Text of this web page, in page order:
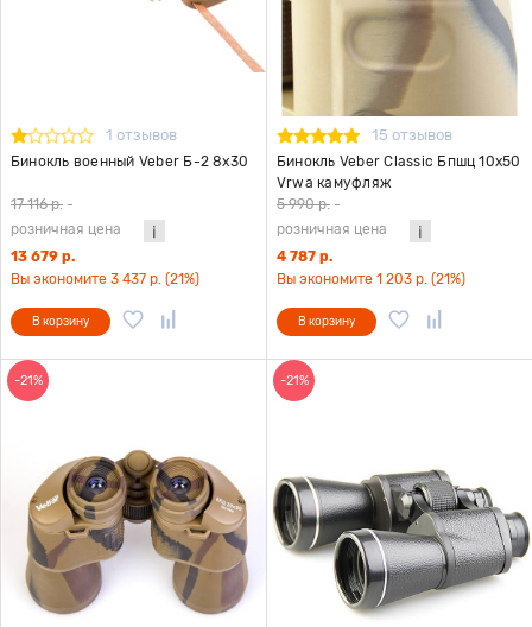
1 отзывов
Бинокль военный Veber Б-2 8x30
17 116 р. -
розничная цена
13 679 р.
Вы экономите 3 437 р. (21%)
В корзину
15 отзывов
Бинокль Veber Classic Бпшц 10x50
Vrwa камуфляж
5 990 р. -
розничная цена
4 787 р.
Вы экономите 1 203 р. (21%)
В корзину
-21% -21%